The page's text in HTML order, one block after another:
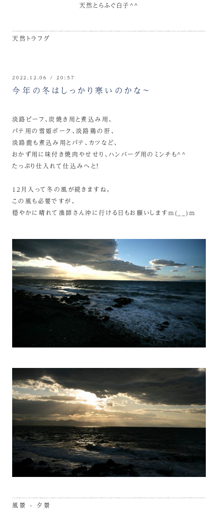
天然とらふぐ白子^^
天然トラフグ
2022.12.06 / 20:57
今年の冬はしっかり寒いのかな～
淡路ビーフ、炭焼き用と煮込み用、
パテ用の雪姫ポーク、淡路鶏の肝、
淡路鹿も煮込み用とパテ、カツなど、
おかず用に味付き焼肉やせせり、ハンバーグ用のミンチも^^
たっぷり仕入れて仕込みへと！
12月入って冬の風が続きますね。
この風も必要ですが、
穏やかに晴れて漁師さん沖に行ける日もお願いしますm(__)m
風景 - 夕景